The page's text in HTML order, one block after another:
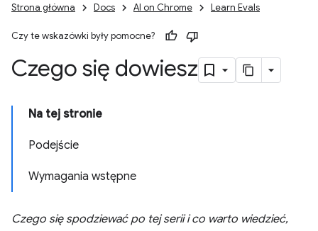
Strona główna Docs AI on Chrome Learn Evals
Czy te wskazówki były pomocne?
Czego się dowiesz
Na tej stronie
Podejście
Wymagania wstępne
Czego się spodziewać po tej serii i co warto wiedzieć,